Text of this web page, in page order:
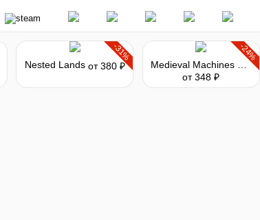
-31%
Nested Landsот 380 ₽
-24%
от 348 ₽